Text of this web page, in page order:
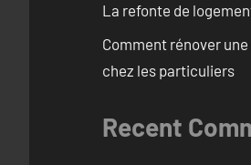
La refonte de
Comment rénover
chez les particuliers
Recent